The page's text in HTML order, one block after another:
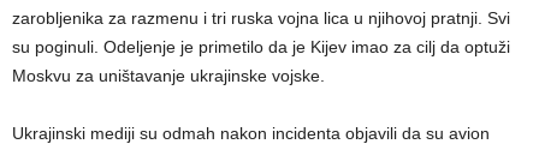
zarobljenika za razmenu i tri ruska vojna lica u njihovoj pratnji. Svi
su poginuli. Odeljenje je primetilo da je Kijev imao za cilj da optuži
Moskvu za uništavanje ukrajinske vojske.
Ukrajinski mediji su odmah nakon incidenta objavili da su avion